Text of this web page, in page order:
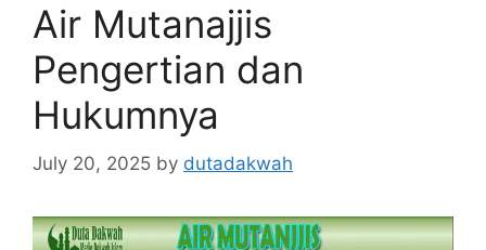
Air Mutanajjis
Pengertian dan
Hukumnya
July 20, 2025 by dutadakwah